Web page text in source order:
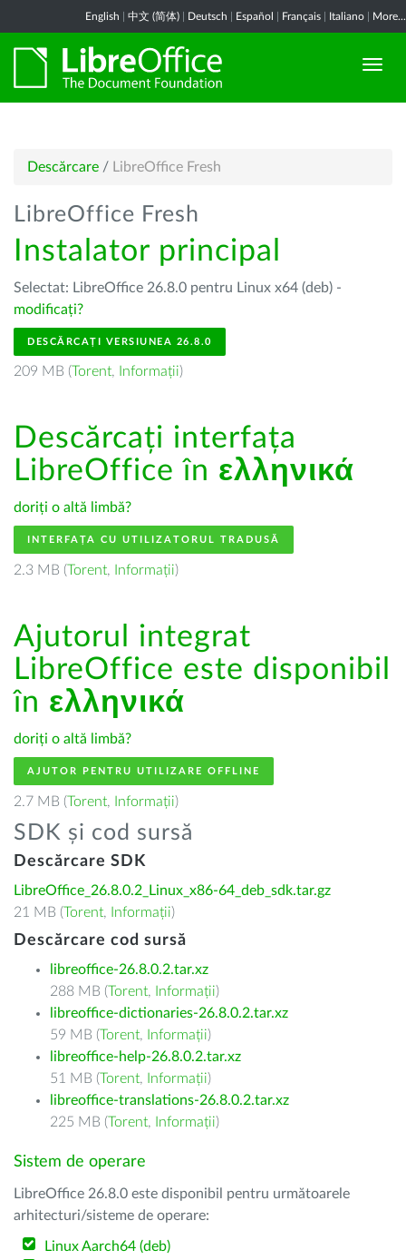
English 中文 (简体) Deutsch Español Français Italiano More...
Descărcare / LibreOffice Fresh
LibreOffice Fresh
Instalator principal
Selectat: LibreOffice 26.8.0 pentru Linux x64 (deb) -
modificați?
DESCĂRCAȚI VERSIUNEA 26.8.0
209 MB (Torent, Informații)
Descărcați interfața
LibreOffice în ελληνικά
doriți o altă limbă?
INTERFAȚA CU UTILIZATORUL TRADUSĂ
2.3 MB (Torent, Informații)
Ajutorul integrat
LibreOffice este disponibil
în ελληνικά
doriți o altă limbă?
AJUTOR PENTRU UTILIZARE OFFLINE
2.7 MB (Torent, Informații)
SDK și cod sursă
Descărcare SDK
LibreOffice_26.8.0.2_Linux_x86-64_deb_sdk.tar.gz
21 MB (Torent, Informații)
Descărcare cod sursă
libreoffice-26.8.0.2.tar.xz
288 MB (Torent, Informații)
libreoffice-dictionaries-26.8.0.2.tar.xz
59 MB (Torent, Informații)
libreoffice-help-26.8.0.2.tar.xz
51 MB (Torent, Informații)
libreoffice-translations-26.8.0.2.tar.xz
225 MB (Torent, Informații)
Sistem de operare
LibreOffice 26.8.0 este disponibil pentru următoarele
arhitecturi/sisteme de operare:
Linux Aarch64 (deb)